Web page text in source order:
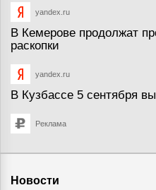
yandex.ru
В Кемерове продолжат
раскопки
yandex.ru
В Кузбассе 5 сентября
Реклама
Новости